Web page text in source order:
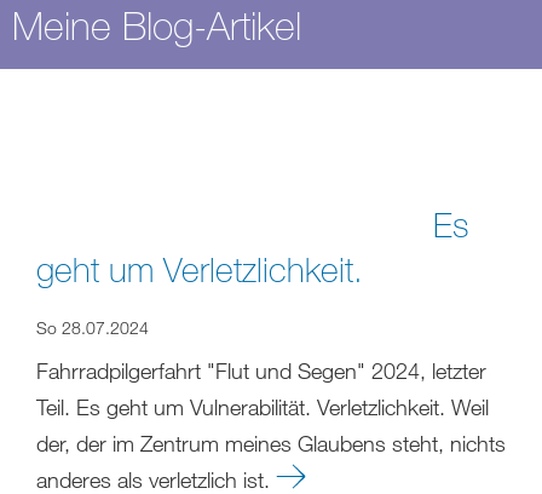
Meine Blog-Artikel
Es
geht um Verletzlichkeit.
So 28.07.2024
Fahrradpilgerfahrt "Flut und Segen" 2024, letzter
Teil. Es geht um Vulnerabilität. Verletzlichkeit. Weil
der, der im Zentrum meines Glaubens steht, nichts
anderes als verletzlich ist.